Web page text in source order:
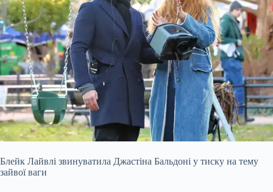
Блейк Лайвлі звинуватила Джастіна Бальдоні у тиску на тему
зайвої ваги